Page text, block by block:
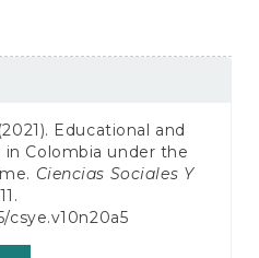
Educational and
Colombia under the
Ciencias Sociales Y
csye.v10n20a5